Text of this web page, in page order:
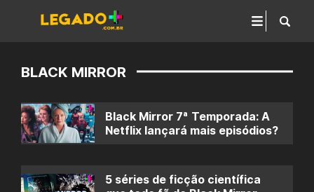
BLACK MIRROR
Black Mirror 7ª Temporada: A
Netflix lançará mais episódios?
5 séries de ficção científica